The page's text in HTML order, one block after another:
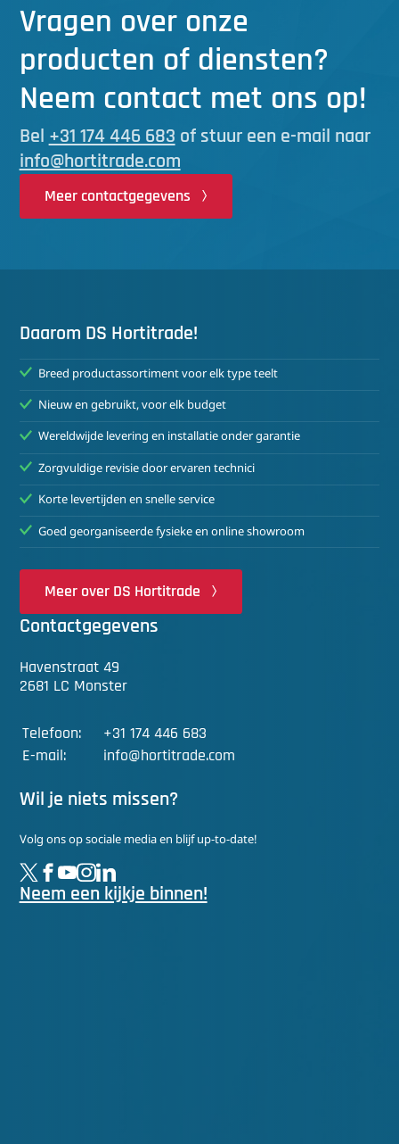
Vragen over onze
producten of diensten?
Neem contact met ons op!
Bel +31 174 446 683 of stuur een e-mail naar
info@hortitrade.com
Meer contactgegevens
Daarom DS Hortitrade!
Breed productassortiment voor elk type teelt
Nieuw en gebruikt, voor elk budget
Wereldwijde levering en installatie onder garantie
Zorgvuldige revisie door ervaren technici
Korte levertijden en snelle service
Goed georganiseerde fysieke en online showroom
Meer over DS Hortitrade
Contactgegevens
Havenstraat 49
2681 LC Monster
Telefoon:
+31 174 446 683
E-mail:
info@hortitrade.com
Wil je niets missen?
Volg ons op sociale media en blijf up-to-date!
Neem een kijkje binnen!